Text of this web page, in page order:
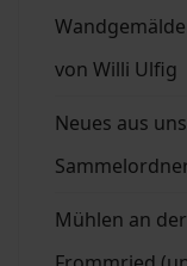
von Willi Ulfig
Neues aus
Mühlen an